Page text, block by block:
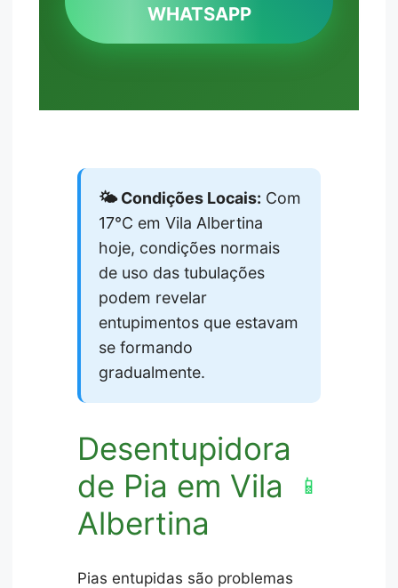
WHATSAPP
🌤️ Condições Locais: Com
17°C em Vila Albertina
hoje, condições normais
de uso das tubulações
podem revelar
entupimentos que estavam
se formando
gradualmente.
Desentupidora
de Pia em Vila
Albertina
📱
Pias entupidas são problemas